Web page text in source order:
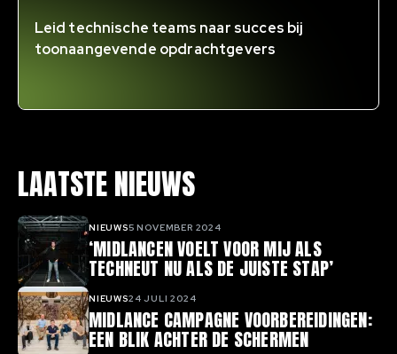
Leid technische teams naar succes bij
toonaangevende opdrachtgevers
LAATSTE NIEUWS
‘MIDLANCEN VOELT VOOR MIJ ALS
TECHNEUT NU ALS DE JUISTE STAP’
NIEUWS5 NOVEMBER 2024
MIDLANCE CAMPAGNE VOORBEREIDINGEN:
EEN BLIK ACHTER DE SCHERMEN
NIEUWS24 JULI 2024